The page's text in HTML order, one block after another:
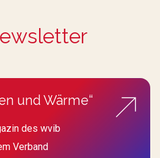
und Wärme“
des wvib
Verband